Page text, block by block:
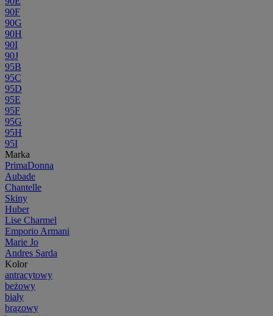
90F
90G
90H
90I
90J
95B
95C
95D
95E
95F
95G
95H
95I
Marka
PrimaDonna
Aubade
Chantelle
Skiny
Huber
Lise Charmel
Emporio Armani
Marie Jo
Andres Sarda
Kolor
antracytowy
beżowy
biały
brązowy